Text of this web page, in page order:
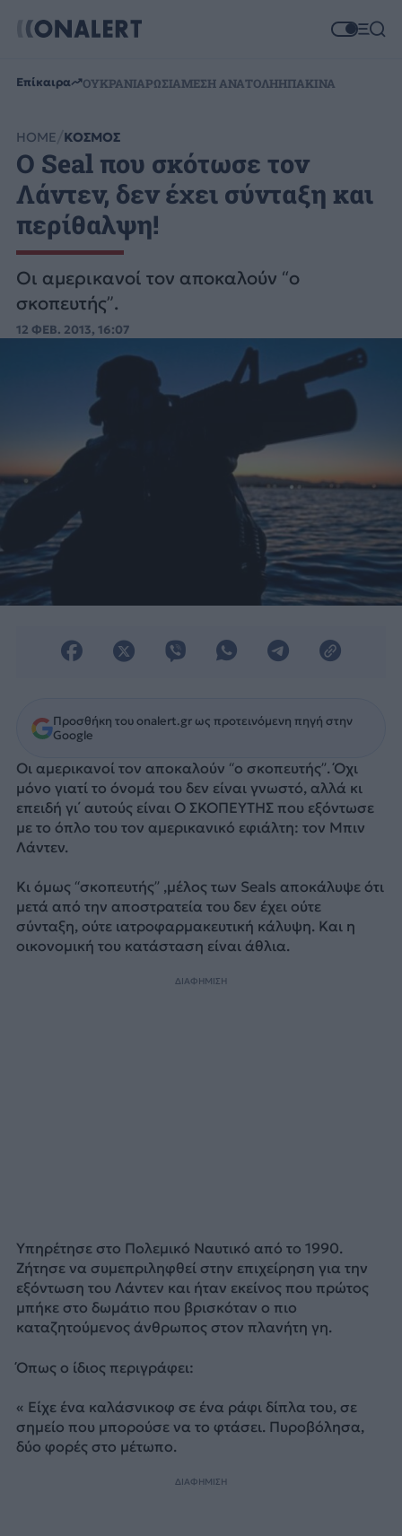
Επίκαιρα ΟΥΚΡΑΝΙΑΡΩΣΙΑΜΕΣΗ ΑΝΑΤΟΛΗΗΠΑΚΙΝΑ
HOME ΚΟΣΜΟΣ
O Seal που σκότωσε τον
Λάντεν, δεν έχει σύνταξη και
περίθαλψη!
Οι αμερικανοί τον αποκαλούν “ο
σκοπευτής”.
12 ΦΕΒ. 2013, 16:07
Προσθήκη του onalert.gr ως προτεινόμενη πηγή στην
Google
Οι αμερικανοί τον αποκαλούν “ο σκοπευτής”. Όχι
μόνο γιατί το όνομά του δεν είναι γνωστό, αλλά κι
επειδή γι΄ αυτούς είναι Ο ΣΚΟΠΕΥΤΗΣ που εξόντωσε
με το όπλο του τον αμερικανικό εφιάλτη: τον Μπιν
Λάντεν.
Κι όμως “σκοπευτής” ,μέλος των Seals αποκάλυψε ότι
μετά από την αποστρατεία του δεν έχει ούτε
σύνταξη, ούτε ιατροφαρμακευτική κάλυψη. Και η
οικονομική του κατάσταση είναι άθλια.
ΔΙΑΦΗΜΙΣΗ
Υπηρέτησε στο Πολεμικό Ναυτικό από το 1990.
Ζήτησε να συμεπριληφθεί στην επιχείρηση για την
εξόντωση του Λάντεν και ήταν εκείνος που πρώτος
μπήκε στο δωμάτιο που βρισκόταν ο πιο
καταζητούμενος άνθρωπος στον πλανήτη γη.
Όπως ο ίδιος περιγράφει:
« Είχε ένα καλάσνικοφ σε ένα ράφι δίπλα του, σε
σημείο που μπορούσε να το φτάσει. Πυροβόλησα,
δύο φορές στο μέτωπο.
ΔΙΑΦΗΜΙΣΗ